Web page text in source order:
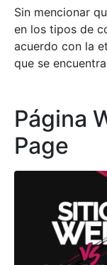
Sin mencionar
en los tipos de
acuerdo con la
que se
Página
Page